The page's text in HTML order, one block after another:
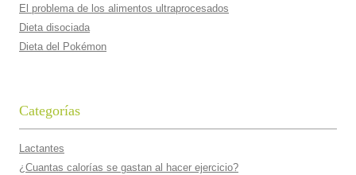
El problema de los alimentos ultraprocesados
Dieta disociada
Dieta del Pokémon
Categorías
Lactantes
¿Cuantas calorí­as se gastan al hacer ejercicio?